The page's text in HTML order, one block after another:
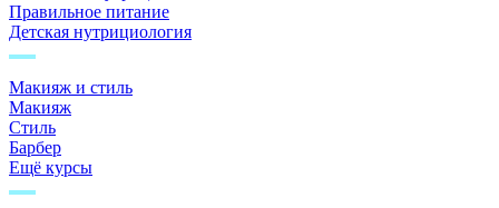
Правильное питание
Детская нутрициология
Макияж и стиль
Макияж
Стиль
Барбер
Ещё курсы